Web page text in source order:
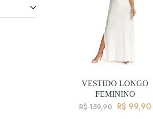
VESTIDO LONGO
FEMININO
R$159,90 R$ 99,90